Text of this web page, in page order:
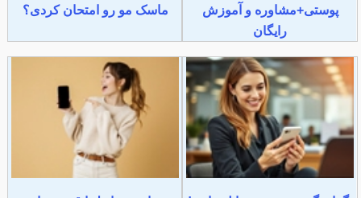
پوستی+مشاوره و آموزش
رایگان
ماسک مو رو امتحان کردی؟